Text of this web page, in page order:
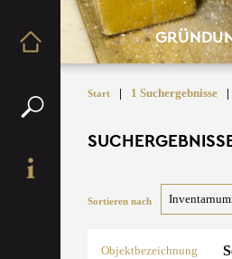
Start | 1 Suchergebnisse |
Sortieren nach
Objektbezeichnung